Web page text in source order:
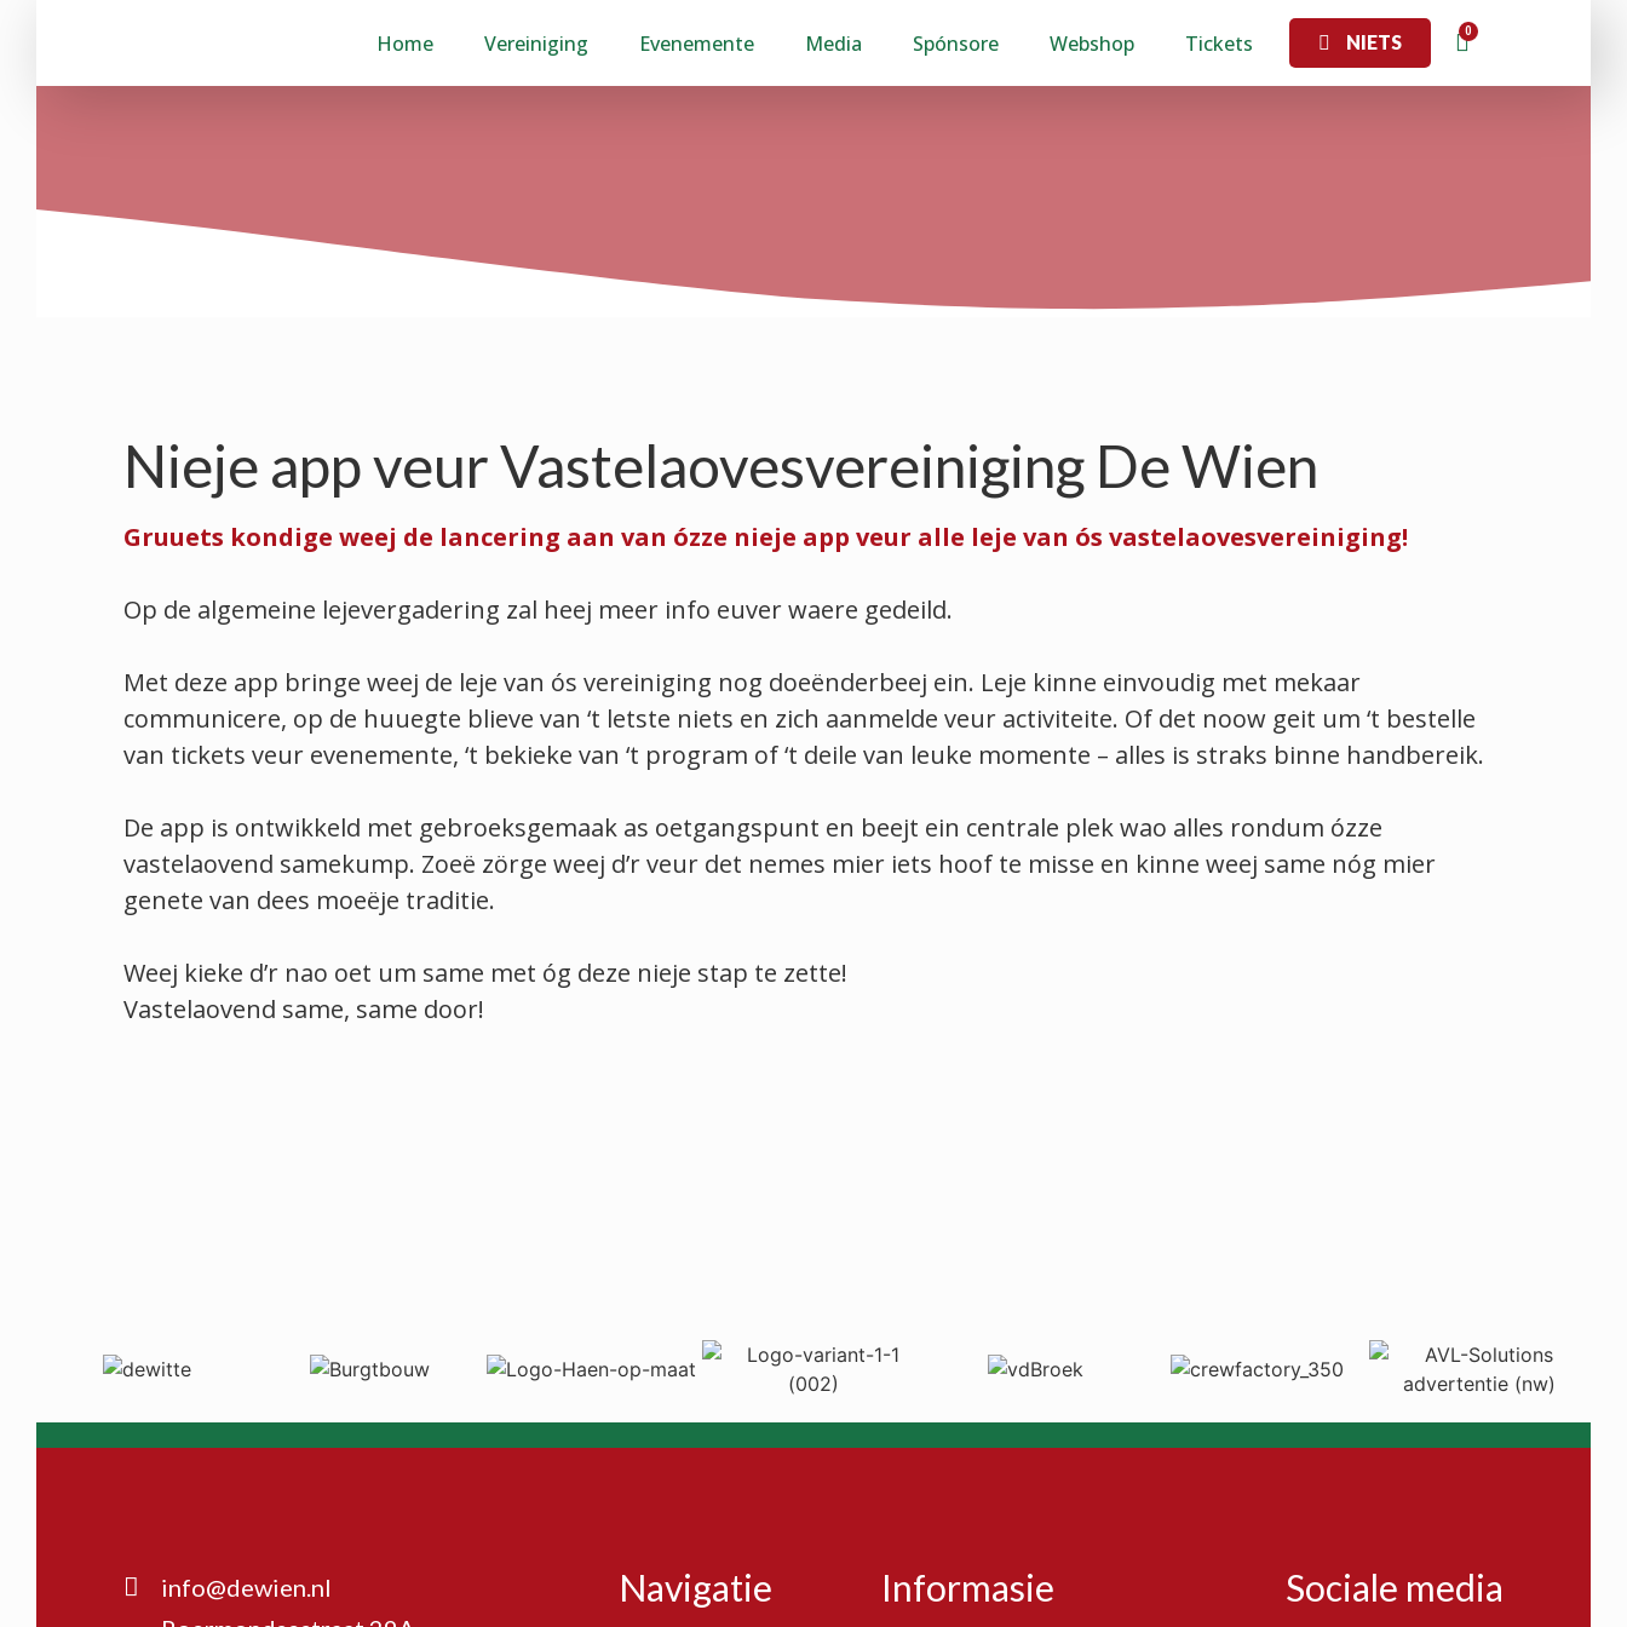
Home Vereiniging Evenemente Media Spónsore Webshop Tickets NIETS
Nieje app veur Vastelaovesvereiniging De Wien
Gruuets kondige weej de lancering aan van ózze nieje app veur alle leje van ós vastelaovesvereiniging!
Op de algemeine lejevergadering zal heej meer info euver waere gedeild.
Met deze app bringe weej de leje van ós vereiniging nog doeënderbeej ein. Leje kinne einvoudig met mekaar
communicere, op de huuegte blieve van ‘t letste niets en zich aanmelde veur activiteite. Of det noow geit um ‘t bestelle
van tickets veur evenemente, ‘t bekieke van ‘t program of ‘t deile van leuke momente – alles is straks binne handbereik.
De app is ontwikkeld met gebroeksgemaak as oetgangspunt en beejt ein centrale plek wao alles rondum ózze
vastelaovend samekump. Zoeë zörge weej d’r veur det nemes mier iets hoof te misse en kinne weej same nóg mier
genete van dees moeëje traditie.
Weej kieke d’r nao oet um same met óg deze nieje stap te zette!
Vastelaovend same, same door!
info@dewien.nl
Navigatie Informasie Sociale media